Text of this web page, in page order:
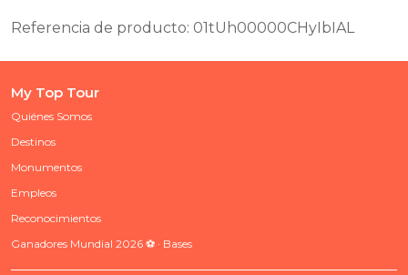
Referencia de producto: 01tUh00000CHyIbIAL
My Top Tour
Quiénes Somos
Destinos
Monumentos
Empleos
Reconocimientos
Ganadores Mundial 2026 ⚽ · Bases